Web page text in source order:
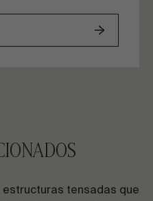
estructuras tensadas que